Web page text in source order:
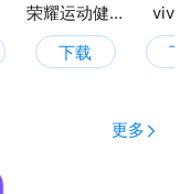
荣耀运动健康
下载
更多